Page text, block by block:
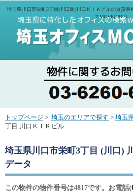
埼玉県川口市栄町3丁目(川口駅)川口ＫＩＫビルの賃貸事
スMOVE[4817]
トップページ > 埼玉のエリアで探す > 埼玉
丁目 川口ＫＩＫビル
埼玉県川口市栄町3丁目 (川口)
データ
この物件の物件番号は4817です。お電話(